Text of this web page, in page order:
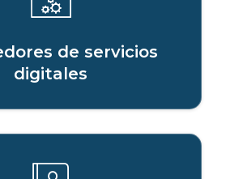
de servicios
digitales